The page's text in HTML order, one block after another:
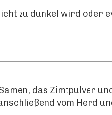
zu dunkel wird oder
das Zimtpulver
vom Herd